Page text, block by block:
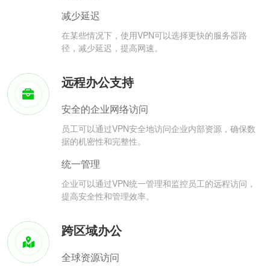
减少延迟
在某些情况下，使用VPN可以选择更快的服务器路
径，减少延迟，提高网速。
远程办公支持
安全的企业网络访问
员工可以通过VPN安全地访问企业内部资源，确保数
据的机密性和完整性。
统一管理
企业可以通过VPN统一管理和监控员工的远程访问，
提高安全性和管理效率。
跨区域办公
全球资源访问